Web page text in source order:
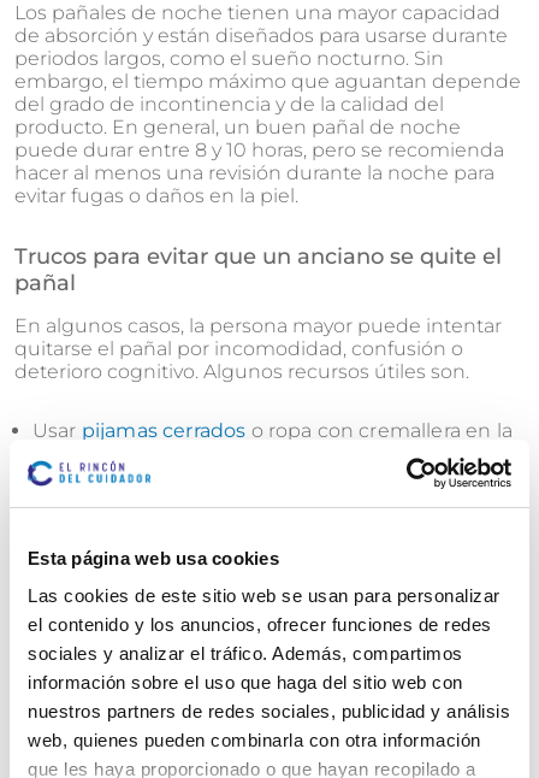
Esta página web usa cookies
Las cookies de este sitio web se usan para personalizar
el contenido y los anuncios, ofrecer funciones de redes
sociales y analizar el tráfico. Además, compartimos
información sobre el uso que haga del sitio web con
nuestros partners de redes sociales, publicidad y análisis
web, quienes pueden combinarla con otra información
que les haya proporcionado o que hayan recopilado a
Los pañales de noche tienen una mayor capacidad
de absorción y están diseñados para usarse durante
periodos largos, como el sueño nocturno. Sin
embargo, el tiempo máximo que aguantan depende
del grado de incontinencia y de la calidad del
producto. En general, un buen pañal de noche
puede durar entre 8 y 10 horas, pero se recomienda
hacer al menos una revisión durante la noche para
evitar fugas o daños en la piel.
Trucos para evitar que un anciano se quite el
pañal
En algunos casos, la persona mayor puede intentar
quitarse el pañal por incomodidad, confusión o
deterioro cognitivo. Algunos recursos útiles son.
Usar pijamas cerrados o ropa con cremallera en la
Elegir pañales con ajuste anatómico más cómodo.
ropa, especialmente de noche.
Valorar con el profesional sanitario si hay algún
problema de irritación o infección que motive el
rechazo al pañal.
Otras ayudas: cinturón para cambiar pañales y
elementos de apoyo